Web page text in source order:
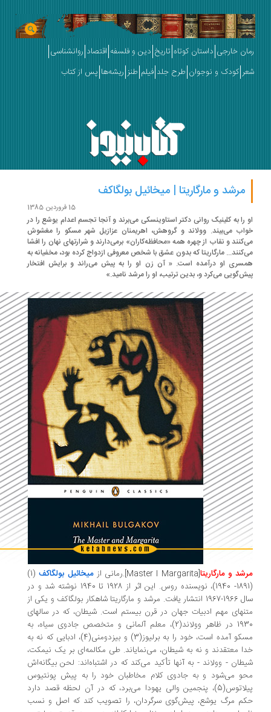
خارجی داستان کوتاه تاریخ دین و فلسفه اقتصاد روانشناسی
کودک و نوجوان طرح جلد فیلم طنز ریشه‌ها پس از کتاب
مرشد و مارگاریتا | میخائیل بولگاکف
را به کلینیک روانی دکتر استاوینسکی می‌برند و آنجا تجسم اعدام یوشع را در
می‌بیند. وولاند و گروهش، اهریمنان عزازیل شهر مسکو را مغشوش
و نقاب از چهره همه «محافظه‌کاران» برمی‌دارند و شرارتهای نهان را افشا
مارگاریتا که بدون عشق با شخص معروفی ازدواج کرده بود، مخفیانه به
او درآمده است. « آن زن او را به پیش می‌راند و برایش افتخار
می‌کرد و، بدین ترتیب،‌ او را مرشد نامید.»
و مارگاریتا[
Master I Margarita
].رمانی ازمیخائیل بولگاکف
(1)
(1891- 1940)، نویسنده روس. این اثر از 1928 تا 1940 نوشته شد و در
سال 1966-1967 انتشار یافت. مرشد و مارگاریتا شاهکار بولگاکف و یکی از
مهم ادبیات جهان در قرن بیستم است. شیطان، که در سالهای
1930 در ظاهر وولاند(2)،‌ معلم آلمانی و متخصص جادوی سیاه،‌ به
مسکو آمده است،‌ خود را به برلیوز(3) و بیزدومنی(4)، ادبایی که نه به
معتقدند و نه به شیطان، می‌نمایاند. طی مکالمه‌ای بر یک نیمکت،
- وولاند - به آنها تأکید می‌کند که در اشتباه‌اند: لحن بیگانه‌اش
می‌شود و به جادوی کلام مخاطبان خود را به پیش پونتیوس
پیلاتوس(5)،‌ پنجمین والی یهودا می‌برد، که در آن لحظه قصد دارد
مرگ یوشع، پیش‌گوی سرگردان، را تصویب کند که اصل و نسب